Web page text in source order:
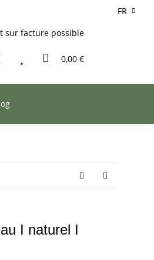
FR
sur facture possible
0,00 €
I naturel I